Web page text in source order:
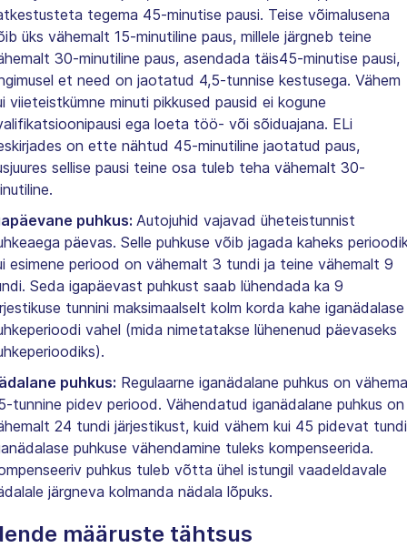
tegema 45-minutise pausi. Teise võimalusena
üks vähemalt 15-minutiline paus, millele järgneb teine
30-minutiline paus, asendada täis45-minutise pausi,
et need on jaotatud 4,5-tunnise kestusega. Vähem
viieteistkümne minuti pikkused pausid ei kogune
ega loeta töö- või sõiduajana. ELi
on ette nähtud 45-minutiline jaotatud paus,
sellise pausi teine osa tuleb teha vähemalt 30-
puhkus: Autojuhid vajavad üheteistunnist
päevas. Selle puhkuse võib jagada kaheks
esimene periood on vähemalt 3 tundi ja teine vähemalt 9
Seda igapäevast puhkust saab lühendada ka 9
tunnini maksimaalselt kolm korda kahe iganädalase
vahel (mida nimetatakse lühenenud päevaseks
puhkus: Regulaarne iganädalane puhkus on
tunnine pidev periood. Vähendatud iganädalane puhkus on
24 tundi järjestikust, kuid vähem kui 45 pidevat
puhkuse vähendamine tuleks kompenseerida.
puhkus tuleb võtta ühel istungil vaadeldavale
järgneva kolmanda nädala lõpuks.
määruste tähtsus